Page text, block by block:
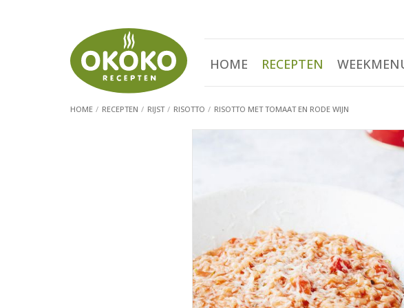
HOME RECEPTEN
HOME RECEPTEN RIJST RISOTTO RISOTTO MET TOMAAT EN RODE WIJN